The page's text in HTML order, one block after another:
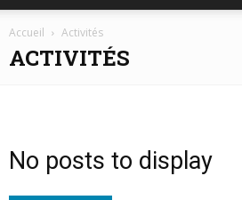
RESEAU
Accueil Activités
ACTIVITÉS
No posts to display